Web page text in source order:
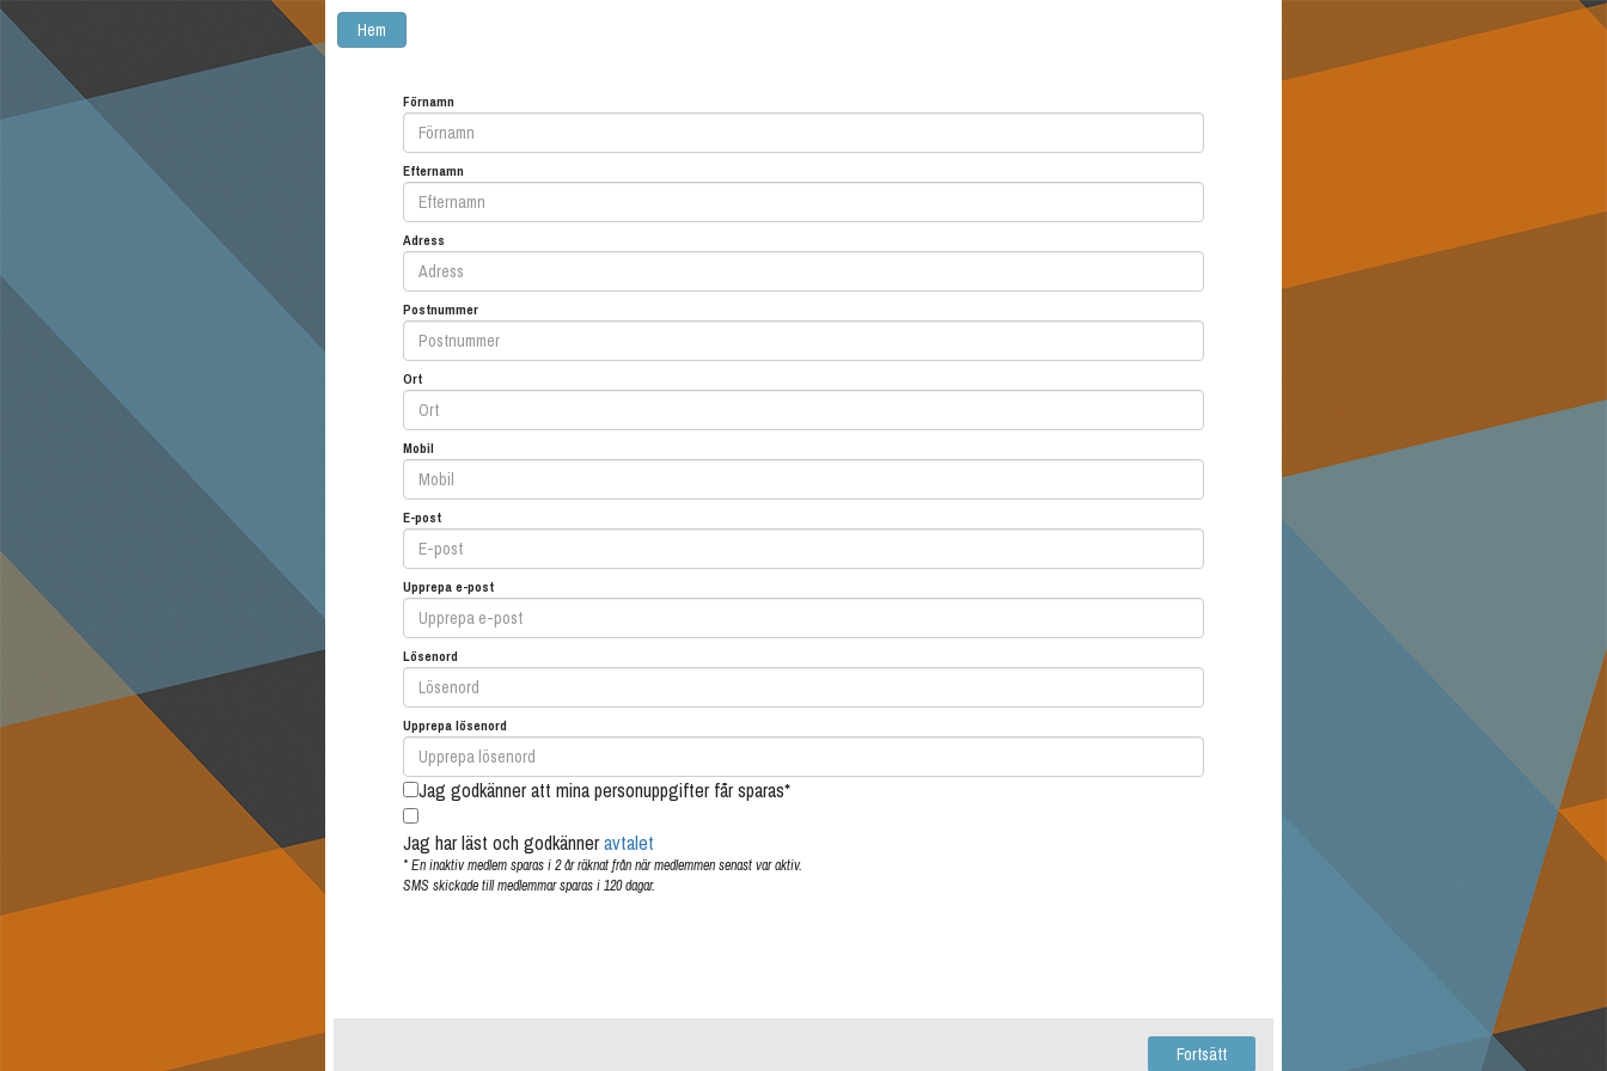
Hem
Förnamn
Efternamn
Adress
Postnummer
Ort
Mobil
E-post
Upprepa e-post
Lösenord
Upprepa lösenord
Jag godkänner att mina personuppgifter får sparas*
Jag har läst och godkänneravtalet
* En inaktiv medlem sparas i 2 år räknat från när medlemmen senast var aktiv.
SMS skickade till medlemmar sparas i 120 dagar.
Fortsätt